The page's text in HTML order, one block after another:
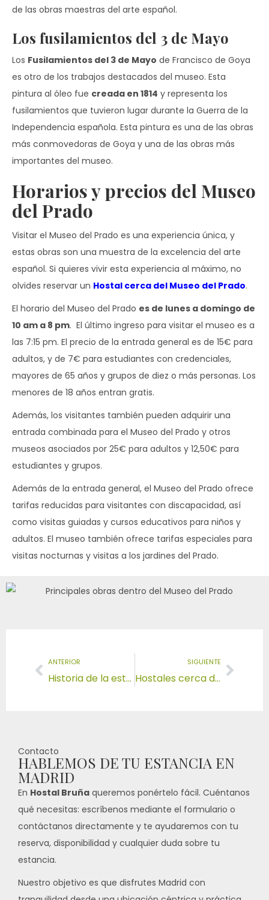
de las obras maestras del arte español.
Los fusilamientos del 3 de Mayo
Los Fusilamientos del 3 de Mayo de Francisco de Goya
es otro de los trabajos destacados del museo. Esta
pintura al óleo fue creada en 1814 y representa los
fusilamientos que tuvieron lugar durante la Guerra de la
Independencia española. Esta pintura es una de las obras
más conmovedoras de Goya y una de las obras más
importantes del museo.
Horarios y precios del Museo
del Prado
Visitar el Museo del Prado es una experiencia única, y
estas obras son una muestra de la excelencia del arte
español. Si quieres vivir esta experiencia al máximo, no
olvides reservar un Hostal cerca del Museo del Prado.
El horario del Museo del Prado es de lunes a domingo de
10 am a 8 pm. El último ingreso para visitar el museo es a
las 7:15 pm. El precio de la entrada general es de 15€ para
adultos, y de 7€ para estudiantes con credenciales,
mayores de 65 años y grupos de diez o más personas. Los
menores de 18 años entran gratis.
Además, los visitantes también pueden adquirir una
entrada combinada para el Museo del Prado y otros
museos asociados por 25€ para adultos y 12,50€ para
estudiantes y grupos.
Además de la entrada general, el Museo del Prado ofrece
tarifas reducidas para visitantes con discapacidad, así
como visitas guiadas y cursos educativos para niños y
adultos. El museo también ofrece tarifas especiales para
visitas nocturnas y visitas a los jardines del Prado.
ANTERIOR
Historia de la estación de Atocha
SIGUIENTE
Hostales cerca del Museo del Prado en Madrid
Contacto
HABLEMOS DE TU ESTANCIA EN
MADRID
En Hostal Bruña queremos ponértelo fácil. Cuéntanos
qué necesitas: escríbenos mediante el formulario o
contáctanos directamente y te ayudaremos con tu
reserva, disponibilidad y cualquier duda sobre tu
estancia.
Nuestro objetivo es que disfrutes Madrid con